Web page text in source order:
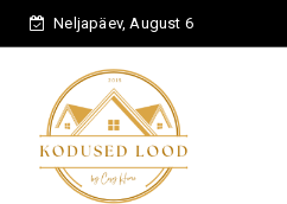
Neljapäev, August 6